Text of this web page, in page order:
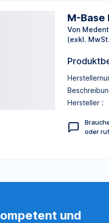
M-Base
Von
(exkl.
Hersteller :
oder
und